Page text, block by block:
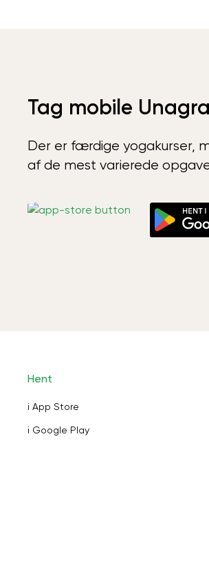
Tag mobile
Der er færdige yogakurser,
af de mest varierede
Hent
i App Store
i Google Play